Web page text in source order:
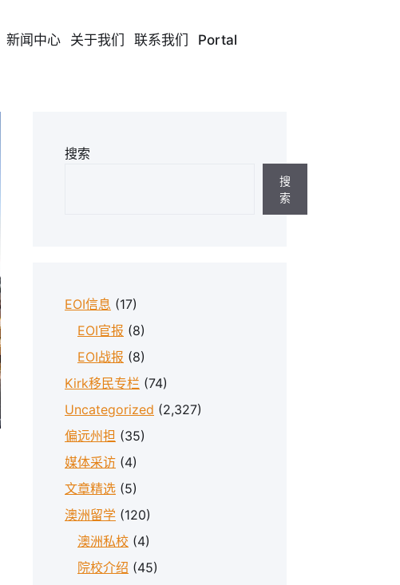
新闻中心 关于我们 联系我们 Portal
搜索
搜
索
EOI信息 (17)
EOI官报 (8)
EOI战报 (8)
Kirk移民专栏 (74)
Uncategorized (2,327)
偏远州担 (35)
媒体采访 (4)
文章精选 (5)
澳洲留学 (120)
澳洲私校 (4)
院校介绍 (45)